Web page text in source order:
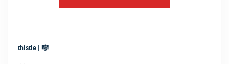
thistle | 🎼